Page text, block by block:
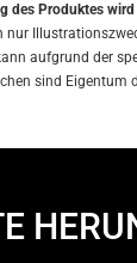
des Produktes
nur
aufgrund der
sind